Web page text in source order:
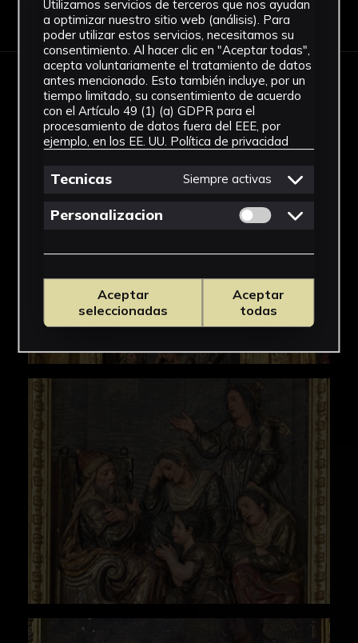
Descargar Ficha
IMÁGENES
Utilizamos servicios de terceros que nos ayudan
a optimizar nuestro sitio web (análisis). Para
poder utilizar estos servicios, necesitamos su
consentimiento. Al hacer clic en "Aceptar todas",
acepta voluntariamente el tratamiento de datos
antes mencionado. Esto también incluye, por un
tiempo limitado, su consentimiento de acuerdo
con el Artículo 49 (1) (a) GDPR para el
procesamiento de datos fuera del EEE, por
ejemplo, en los EE. UU. Política de privacidad
Tecnicas Siempre activas
Personalizacion Permitir cookies
Aceptar
seleccionadas
Aceptar
todas